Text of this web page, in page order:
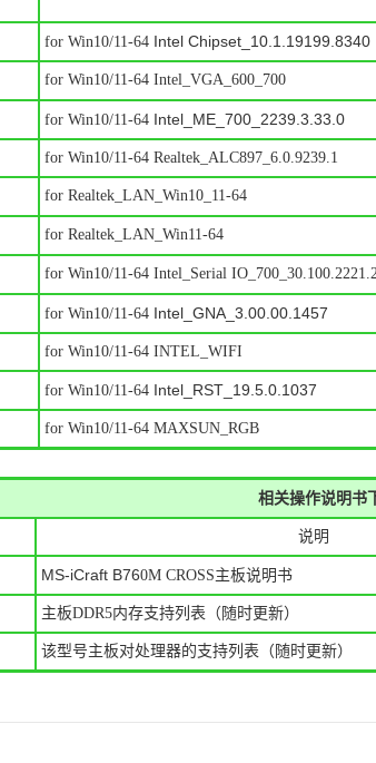
for Win10/11-64 Intel Chipset_10.1.19199.8340
for Win10/11-64 Intel_VGA_600_700
for Win10/11-64 Intel_ME_700_2239.3.33.0
for Win10/11-64 Realtek_ALC897_6.0.9239.1
for Realtek_LAN_Win10_11-64
for Realtek_LAN_Win11-64
for Win10/11-64 Intel_Serial
for Win10/11-64 Intel_GNA_3.00.00.1457
for Win10/11-64 INTEL_WIFI
for Win10/11-64 Intel_RST_19.5.0.1037
for Win10/11-64 MAXSUN_RGB
相关操作说明书
说明
MS-iCraft B760M CROSS主板说明书
主板DDR5内存支持列表（随时更新）
该型号主板对处理器的支持列表（随时更新）